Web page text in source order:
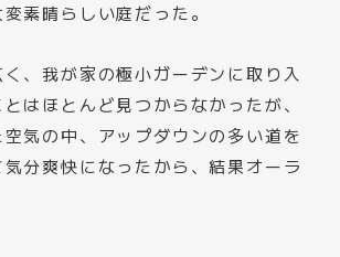
素晴らしい庭だった。
、我が家の極小ガーデンに取り入
はほとんど見つからなかったが、
気の中、アップダウンの多い道を
分爽快になったから、結果オーラ